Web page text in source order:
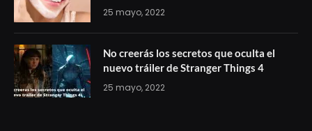
25 mayo, 2022
No creerás los secretos que oculta el
nuevo tráiler de Stranger Things 4
25 mayo, 2022